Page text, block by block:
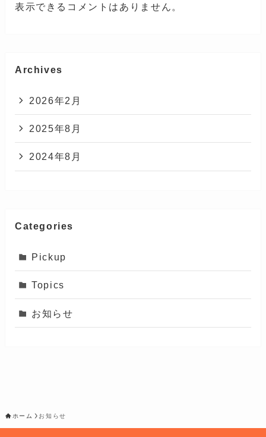
表示できるコメントはありません。
Archives
2026年2月
2025年8月
2024年8月
Categories
Pickup
Topics
お知らせ
ホーム お知らせ